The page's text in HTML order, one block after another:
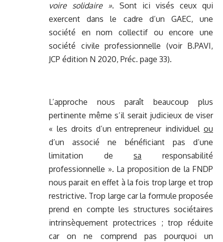
voire solidaire ». Sont ici visés ceux qui
exercent dans le cadre d’un GAEC, une
société en nom collectif ou encore une
société civile professionnelle (voir B.PAVI,
JCP édition N 2020, Préc. page 33).
L’approche nous paraît beaucoup plus
pertinente même s’il serait judicieux de viser
« les droits d’un entrepreneur individuel ou
d’un associé ne bénéficiant pas d’une
limitation desa responsabilité
professionnelle ». La proposition de la FNDP
nous parait en effet à la fois trop large et trop
restrictive. Trop large car la formule proposée
prend en compte les structures sociétaires
intrinsèquement protectrices ; trop réduite
car on ne comprend pas pourquoi un